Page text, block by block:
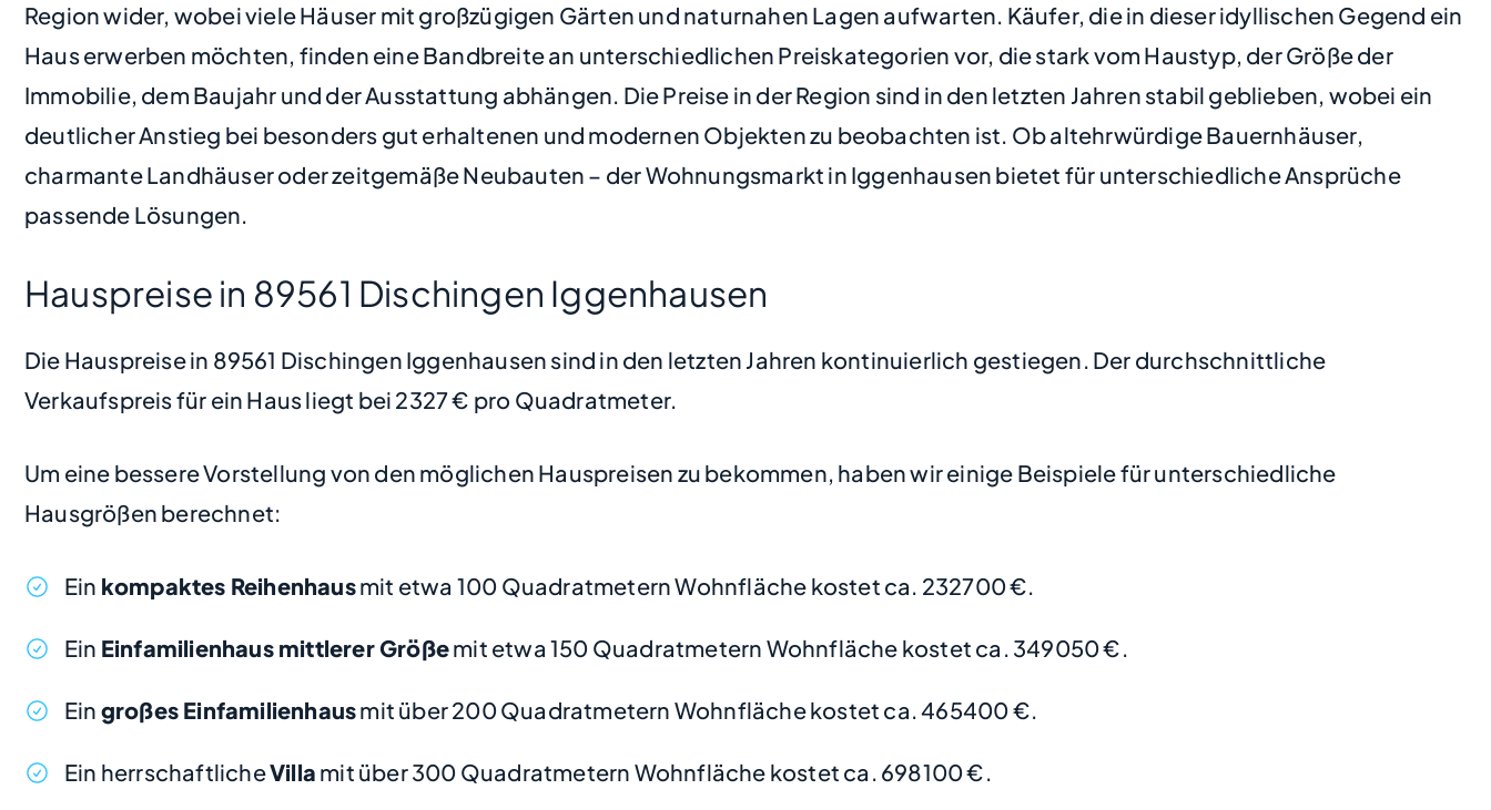
Region wider, wobei viele Häuser mit großzügigen Gärten und naturnahen Lagen aufwarten. Käufer, die in dieser idyllischen Gegend ein
Haus erwerben möchten, finden eine Bandbreite an unterschiedlichen Preiskategorien vor, die stark vom Haustyp, der Größe der
Immobilie, dem Baujahr und der Ausstattung abhängen. Die Preise in der Region sind in den letzten Jahren stabil geblieben, wobei ein
deutlicher Anstieg bei besonders gut erhaltenen und modernen Objekten zu beobachten ist. Ob altehrwürdige Bauernhäuser,
charmante Landhäuser oder zeitgemäße Neubauten – der Wohnungsmarkt in Iggenhausen bietet für unterschiedliche Ansprüche
passende Lösungen.
Hauspreise in 89561 Dischingen Iggenhausen
Die Hauspreise in 89561 Dischingen Iggenhausen sind in den letzten Jahren kontinuierlich gestiegen. Der durchschnittliche
Verkaufspreis für ein Haus liegt bei 2327 € pro Quadratmeter.
Um eine bessere Vorstellung von den möglichen Hauspreisen zu bekommen, haben wir einige Beispiele für unterschiedliche
Hausgrößen berechnet:
Ein kompaktes Reihenhausmit etwa 100 Quadratmetern Wohnfläche kostet ca. 232700 €.
Ein Einfamilienhaus mittlerer Größemit etwa 150 Quadratmetern Wohnfläche kostet ca. 349050 €.
Ein großes Einfamilienhausmit über 200 Quadratmetern Wohnfläche kostet ca. 465400 €.
Ein herrschaftlicheVilla mit über 300 Quadratmetern Wohnfläche kostet ca. 698100 €.